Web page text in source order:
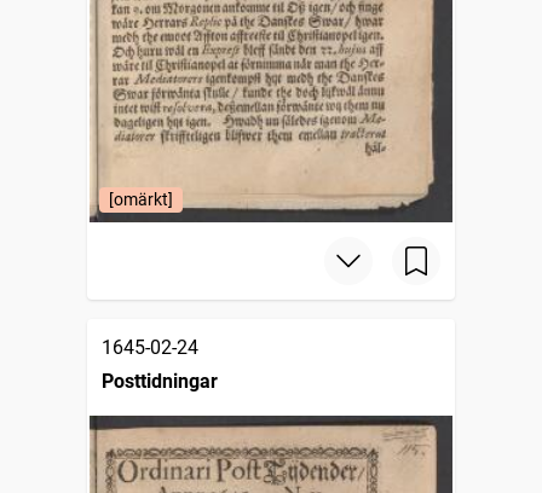
[omärkt]
1645-02-24
Posttidningar